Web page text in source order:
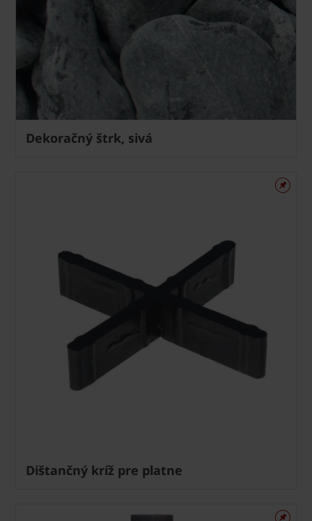
Dekoračný štrk, sivá
Dištančný kríž pre platne